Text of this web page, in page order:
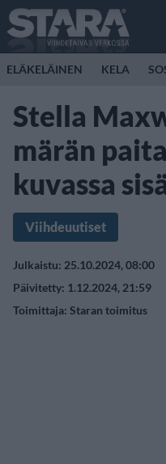
ELÄKELÄINEN KELA
Stella
märän
kuvassa
Viihdeuutiset
Julkaistu: 25.10.2024, 08:00
Päivitetty: 1.12.2024, 21:59
Toimittaja: Staran toimitus